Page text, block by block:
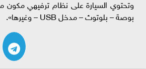
بوصة – بلوتوث – مدخل USB – وغيرها».